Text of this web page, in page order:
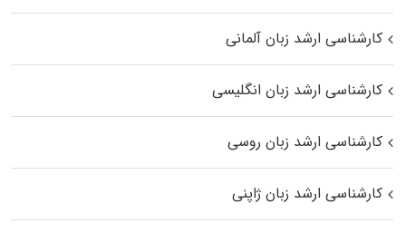
کارشناسی ارشد زبان آلمانی
کارشناسی ارشد زبان انگلیسی
کارشناسی ارشد زبان روسی
کارشناسی ارشد زبان ژاپنی